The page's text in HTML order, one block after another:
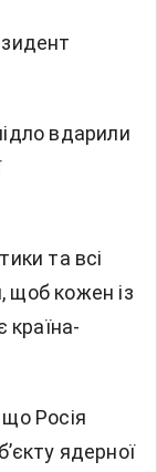
вдарили
та всі
щоб кожен із
країна-
Росія
ядерної